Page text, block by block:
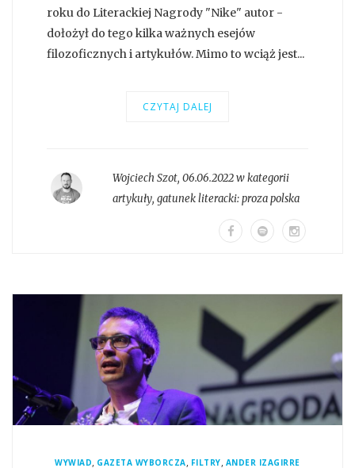
roku do Literackiej Nagrody "Nike" autor -
dołożył do tego kilka ważnych esejów
filozoficznych i artykułów. Mimo to wciąż jest...
CZYTAJ DALEJ
Wojciech Szot, 06.06.2022 w kategorii
artykuły, gatunek literacki:proza polska
WYWIAD, GAZETA WYBORCZA, FILTRY, ANDER IZAGIRRE